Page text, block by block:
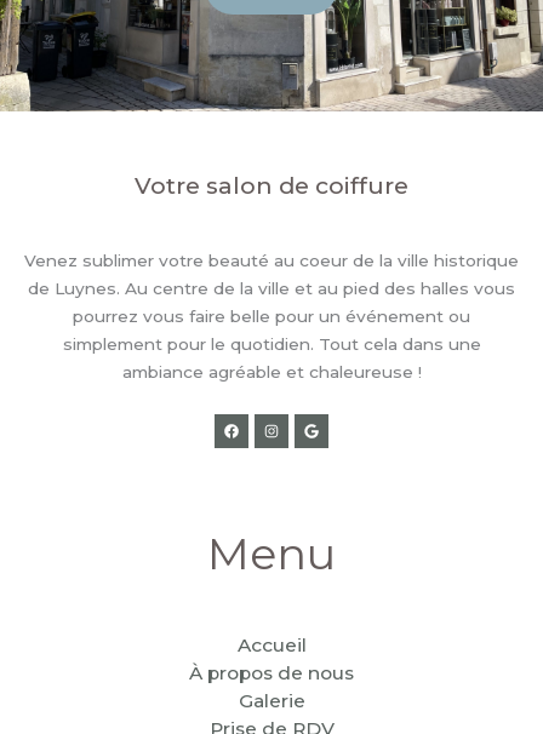
Votre salon de coiffure
Venez sublimer votre beauté au coeur de la ville historique
de Luynes. Au centre de la ville et au pied des halles vous
pourrez vous faire belle pour un événement ou
simplement pour le quotidien. Tout cela dans une
ambiance agréable et chaleureuse !
Menu
Accueil
À propos de nous
Galerie
Prise de RDV